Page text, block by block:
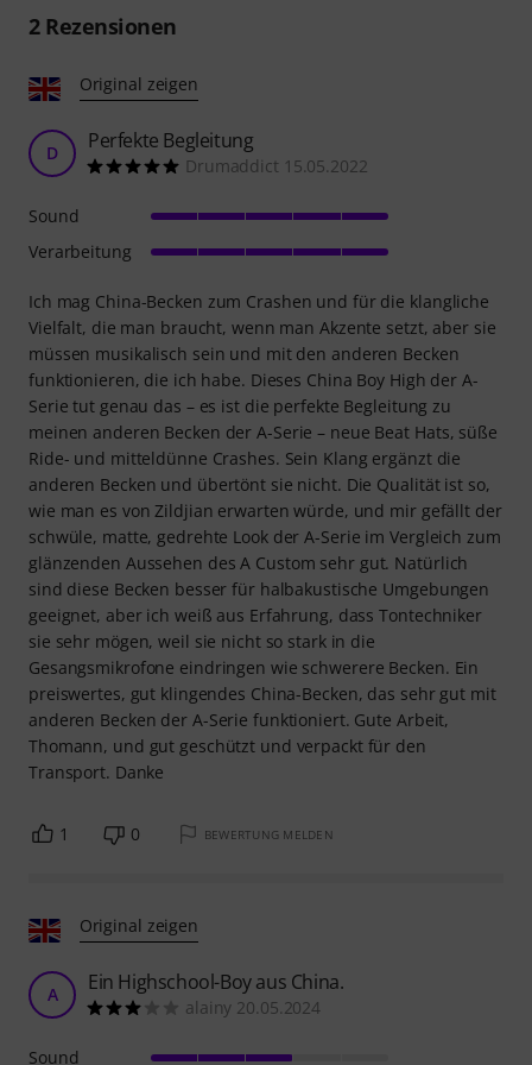
2Rezensionen
Original zeigen
D Perfekte Begleitung
Drumaddict 15.05.2022
Ich mag China-Becken zum Crashen und für die klangliche
Vielfalt, die man braucht, wenn man Akzente setzt, aber sie
müssen musikalisch sein und mit den anderen Becken
funktionieren, die ich habe. Dieses China Boy High der A-
Serie tut genau das – es ist die perfekte Begleitung zu
meinen anderen Becken der A-Serie – neue Beat Hats, süße
Ride- und mitteldünne Crashes. Sein Klang ergänzt die
anderen Becken und übertönt sie nicht. Die Qualität ist so,
wie man es von Zildjian erwarten würde, und mir gefällt der
schwüle, matte, gedrehte Look der A-Serie im Vergleich zum
glänzenden Aussehen des A Custom sehr gut. Natürlich
sind diese Becken besser für halbakustische Umgebungen
geeignet, aber ich weiß aus Erfahrung, dass Tontechniker
sie sehr mögen, weil sie nicht so stark in die
Gesangsmikrofone eindringen wie schwerere Becken. Ein
preiswertes, gut klingendes China-Becken, das sehr gut mit
anderen Becken der A-Serie funktioniert. Gute Arbeit,
Thomann, und gut geschützt und verpackt für den
Transport. Danke
Sound
Verarbeitung
1 0 BEWERTUNG MELDEN
Original zeigen
A Ein Highschool-Boy aus China.
alainy 20.05.2024
Sound